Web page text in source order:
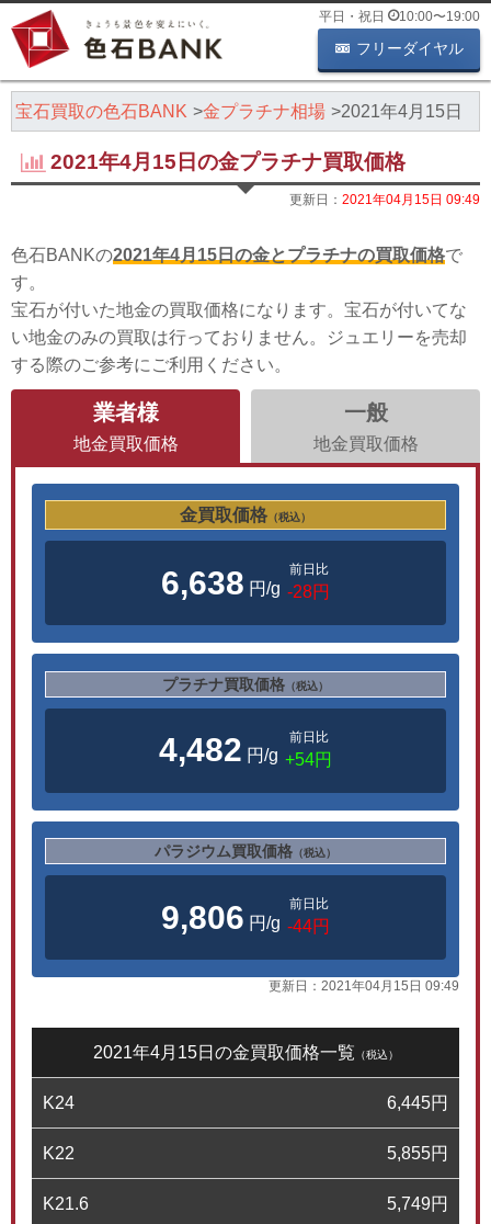
平日・祝日 10:00〜19:00
フリーダイヤル
宝石買取の色石BANK 金プラチナ相場 2021年4月15日
2021年4月15日の金プラチナ買取価格
更新日： 2021年04月15日 09:49
色石BANKの2021年4月15日の金とプラチナの買取価格で
す。
宝石が付いた地金の買取価格になります。宝石が付いてな
い地金のみの買取は行っておりません。ジュエリーを売却
する際のご参考にご利用ください。
業者様
地金買取価格
一般
地金買取価格
金買取価格 （税込）
6,638 円/g
前日比
-28円
プラチナ買取価格 （税込）
4,482 円/g
前日比
+54円
パラジウム買取価格 （税込）
9,806 円/g
前日比
-44円
更新日： 2021年04月15日 09:49
2021年4月15日の金買取価格一覧 （税込）
K24 6,445円
K22 5,855円
K21.6 5,749円